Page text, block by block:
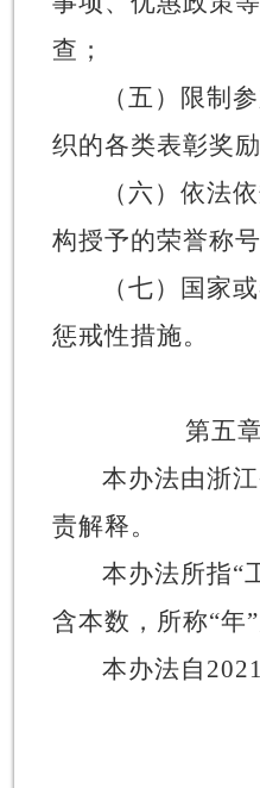
查；
（五）限制
织的各类表彰奖励
（六）依法
构授予的荣誉称号
（七）国家
惩戒性措施。
第五章
本办法由浙
责解释。
本办法所指“
含本数，所称“年”
本办法自 2021